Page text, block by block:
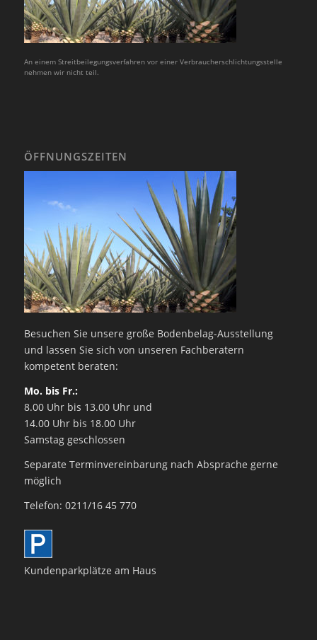
An einem Streitbeilegungsverfahren vor einer Verbraucherschlichtungsstelle
nehmen wir nicht teil.
ÖFFNUNGSZEITEN
Besuchen Sie unsere große Bodenbelag-Ausstellung
und lassen Sie sich von unseren Fachberatern
kompetent beraten:
Mo. bis Fr.:
8.00 Uhr bis 13.00 Uhr und
14.00 Uhr bis 18.00 Uhr
Samstag geschlossen
Separate Terminvereinbarung nach Absprache gerne
möglich
Telefon: 0211/16 45 770
Kundenparkplätze am Haus